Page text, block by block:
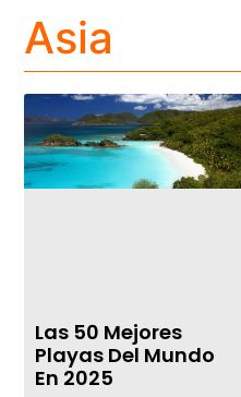
Asia
Las 50 Mejores
Playas Del Mundo
En 2025